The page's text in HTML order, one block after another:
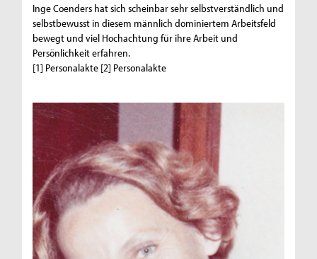
Inge Coenders hat sich scheinbar sehr selbstverständlich und
selbstbewusst in diesem männlich dominiertem Arbeitsfeld
bewegt und viel Hochachtung für ihre Arbeit und
Persönlichkeit erfahren.
[1] Personalakte [2] Personalakte